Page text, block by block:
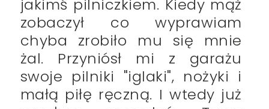
jakimś pilniczkiem. Kiedy mąż
zobaczył co wyprawiam
chyba zrobiło mu się mnie
żal. Przyniósł mi z garażu
swoje pilniki "iglaki", nożyki i
małą piłę ręczną. I wtedy już